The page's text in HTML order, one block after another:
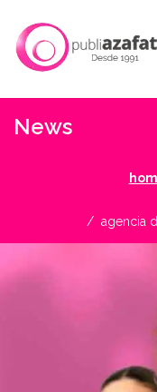
News
agencia